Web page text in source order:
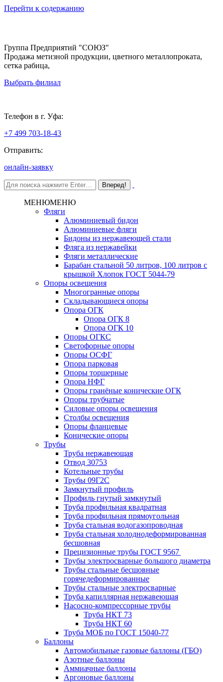
Перейти к содержанию
Группа Предприятий "СОЮЗ"
Продажа метизной продукции, цветного металлопроката,
сетка рабица,
Выбрать филиал
Телефон в г. Уфа:
+7 499 703-18-43
Отправить:
онлайн-заявку
МЕНЮМЕНЮ
Фляги
Алюминиевый бидон
Алюминиевые фляги
Бидоны из нержавеющей стали
Фляга из нержавейки
Фляги металлические
Барабан стальной 50 литров, 100 литров с
крышкой Хлопок ГОСТ 5044-79
Опоры освещения
Многогранные опоры
Складывающиеся опоры
Опора ОГК
Опора ОГК 8
Опора ОГК 10
Опоры ОГКС
Светофорные опоры
Опоры ОСФГ
Опора парковая
Опоры торшерные
Опора НФГ
Опоры гранёные конические ОГК
Опоры трубчатые
Силовые опоры освещения
Столбы освещения
Опоры фланцевые
Конические опоры
Трубы
Труба нержавеющая
Отвод 30753
Котельные трубы
Трубы 09Г2С
Замкнутый профиль
Профиль гнутый замкнутый
Труба профильная квадратная
Труба профильная прямоугольная
Труба стальная водогазопроводная
Труба стальная холоднодеформированная
бесшовная
Прецизионные трубы ГОСТ 9567
Трубы электросварные большого диаметра
Трубы стальные бесшовные
горячедеформированные
Трубы стальные электросварные
Труба капиллярная нержавеющая
Насосно-компрессорные трубы
Труба НКТ 73
Труба НКТ 60
Труба МОБ по ГОСТ 15040-77
Баллоны
Автомобильные газовые баллоны (ГБО)
Азотные баллоны
Аммиачные баллоны
Аргоновые баллоны